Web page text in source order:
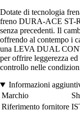
Dotate di tecnologia
freno DURA-ACE ST-
senza precedenti. Il
offrendo al contempo i
una LEVA DUAL
per offrire leggerezza
controllo nelle
Informazioni
Marchio
Riferimento fornitore